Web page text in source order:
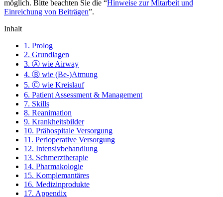
möglich. Bitte beachten Sie die “Hinweise zur Mitarbeit und
Einreichung von Beiträgen”.
Inhalt
1. Prolog
2. Grundlagen
3. Ⓐ wie Airway
4. Ⓑ wie (Be-)Atmung
5. Ⓒ wie Kreislauf
6. Patient Assessment & Management
7. Skills
8. Reanimation
9. Krankheitsbilder
10. Prähospitale Versorgung
11. Perioperative Versorgung
12. Intensivbehandlung
13. Schmerztherapie
14. Pharmakologie
15. Komplemantäres
16. Medizinprodukte
17. Appendix